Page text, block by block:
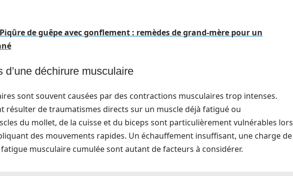
Piqûre de guêpe avec gonflement : remèdes de grand-mère pour un
d’une déchirure musculaire
sont souvent causées par des contractions musculaires trop intenses.
résulter de traumatismes directs sur un muscle déjà fatigué ou
du mollet, de la cuisse et du biceps sont particulièrement vulnérables lors
des mouvements rapides. Un échauffement insuffisant, une charge de
musculaire cumulée sont autant de facteurs à considérer.